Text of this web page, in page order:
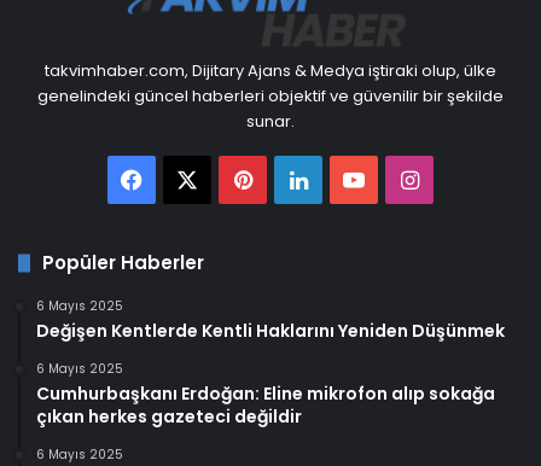
takvimhaber.com, Dijitary Ajans & Medya iştiraki olup, ülke
genelindeki güncel haberleri objektif ve güvenilir bir şekilde
sunar.
FacebookPinterest
LinkedInYouTubeInstagram
Popüler Haberler
6 Mayıs 2025
Değişen Kentlerde Kentli Haklarını Yeniden Düşünmek
6 Mayıs 2025
Cumhurbaşkanı Erdoğan: Eline mikrofon alıp sokağa
çıkan herkes gazeteci değildir
6 Mayıs 2025